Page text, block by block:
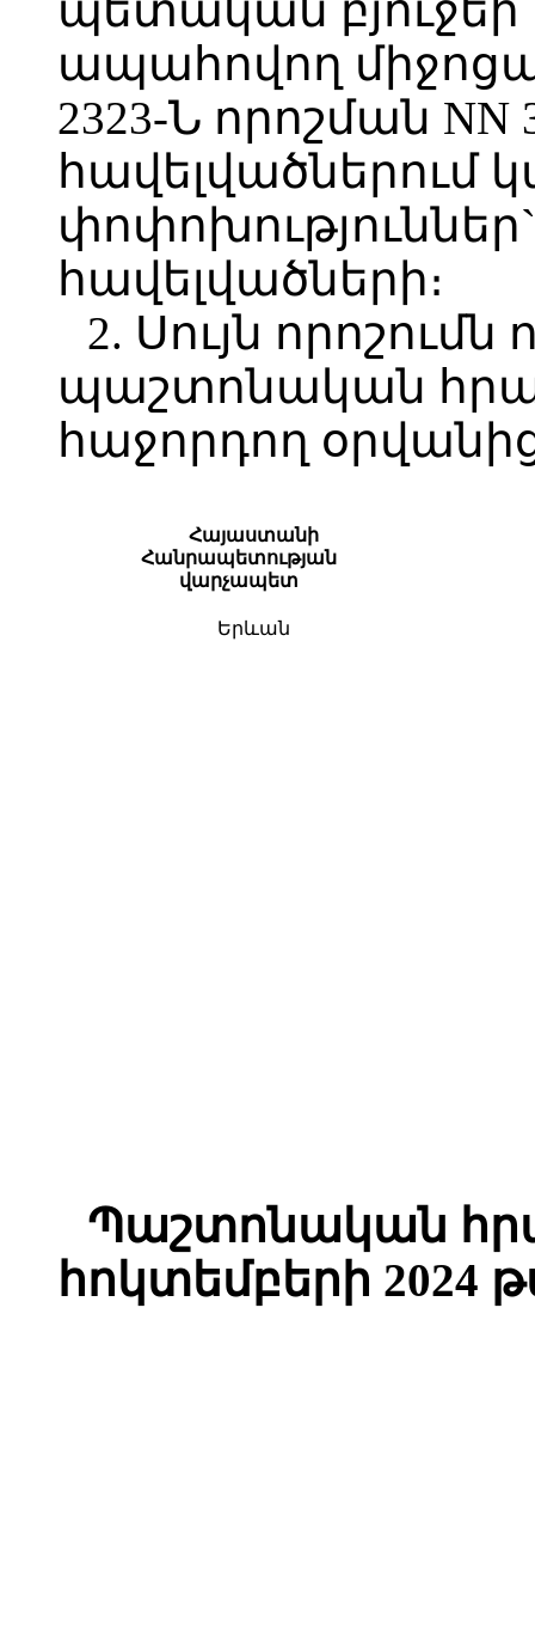
պետական
ապահովող
2323-Ն որոշման NN
հավելվածներում
հավելվածների։
2. Սույն որոշումն
պաշտոնական
հաջորդող
Հայաստանի
Հանրապետության
վարչապետ
Երևան
Պաշտոնական
հոկտեմբերի 2024